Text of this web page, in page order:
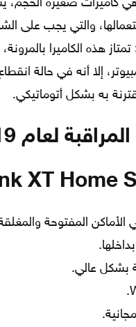
كاميرات صغيرة الحجم،
والتي يجب على
تمتاز هذه الكاميرا
إلا أنه في حالة
به بشكل أتوماتيكي.
لعام 2019
الأماكن المفتوحة
بشكل عالي.